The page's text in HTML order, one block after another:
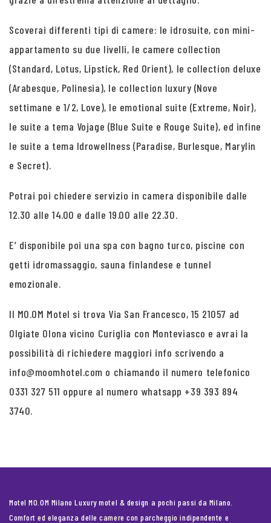
Scoverai differenti tipi di camere: le idrosuite, con mini-
appartamento su due livelli, le camere collection
(Standard, Lotus, Lipstick, Red Orient), le collection deluxe
(Arabesque, Polinesia), le collection luxury (Nove
settimane e 1/2, Love), le emotional suite (Extreme, Noir),
le suite a tema Vojage (Blue Suite e Rouge Suite), ed infine
le suite a tema Idrowellness (Paradise, Burlesque, Marylin
e Secret).
Potrai poi chiedere servizio in camera disponibile dalle
12.30 alle 14.00 e dalle 19.00 alle 22.30.
E’ disponibile poi una spa con bagno turco, piscine con
getti idromassaggio, sauna finlandese e tunnel
emozionale.
Il MO.OM Motel si trova Via San Francesco, 15 21057 ad
Olgiate Olona vicino Curiglia con Monteviasco e avrai la
possibilità di richiedere maggiori info scrivendo a
info@moomhotel.com o chiamando il numero telefonico
0331 327 511 oppure al numero whatsapp +39 393 894
3740.
Motel MO.OM Milano Luxury motel & design a pochi passi da Milano.
Comfort ed eleganza delle camere con parcheggio indipendente e